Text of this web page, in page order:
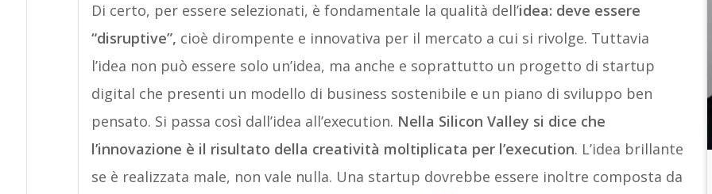
Di certo, per essere selezionati, è fondamentale la qualità dell’idea: deve essere
“disruptive”, cioè dirompente e innovativa per il mercato a cui si rivolge. Tuttavia
l’idea non può essere solo un’idea, ma anche e soprattutto un progetto di startup
digital che presenti un modello di business sostenibile e un piano di sviluppo ben
pensato. Si passa così dall’idea all’execution. Nella Silicon Valley si dice che
l’innovazione è il risultato della creatività moltiplicata per l’execution. L’idea brillante
se è realizzata male, non vale nulla. Una startup dovrebbe essere inoltre composta da